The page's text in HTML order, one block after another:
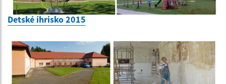
Detské ihrisko 2015